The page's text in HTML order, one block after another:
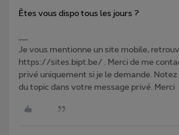
Êtes vous dispo tous les jours ?
Je vous mentionne un site mobile,
https://sites.bipt.be/ . Merci de me
privé uniquement si je le demande.
du topic dans votre message privé. Merci